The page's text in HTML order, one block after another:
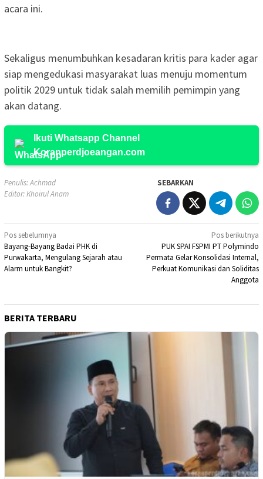
acara ini.
Sekaligus menumbuhkan kesadaran kritis para kader agar
siap mengedukasi masyarakat luas menuju momentum
politik 2029 untuk tidak salah memilih pemimpin yang
akan datang.
Ikuti Whatsapp Channel
Koranperdjoeangan.com
Penulis: Achmad
Editor: Khoirul Anam
SEBARKAN
Navigasi
pos
Pos sebelumnya
Bayang-Bayang Badai PHK di
Purwakarta, Mengulang Sejarah atau
Alarm untuk Bangkit?
Pos berikutnya
PUK SPAI FSPMI PT Polymindo
Permata Gelar Konsolidasi Internal,
Perkuat Komunikasi dan Soliditas
Anggota
BERITA TERBARU